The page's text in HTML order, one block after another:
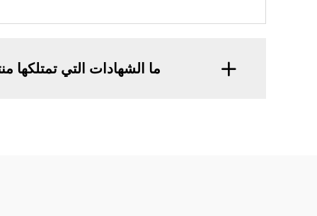
ما الشهادات التي تمتلكها